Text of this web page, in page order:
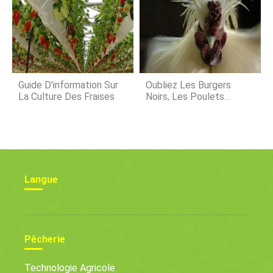
Guide D'information Sur
La Culture Des Fraises
Oubliez Les Burgers
Noirs, Les Poulets
Langue
Pêcherie
Technologie Agricole